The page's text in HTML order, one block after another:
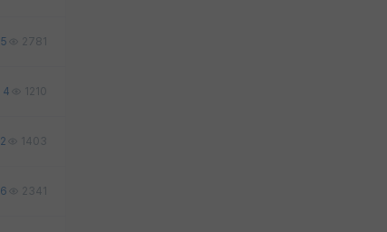
5 2781
4 1210
2 1403
6 2341